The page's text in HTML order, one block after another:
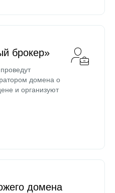
брокер»
домена о
и организуют
домена